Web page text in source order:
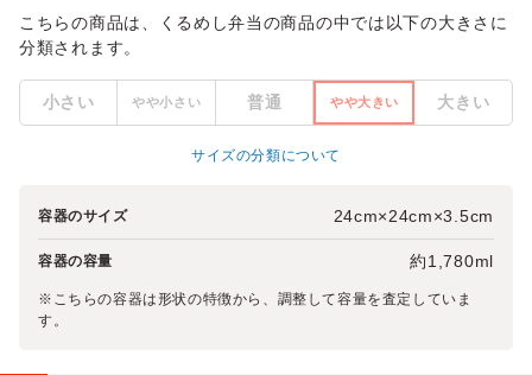
こちらの商品は、くるめし弁当の商品の中では以下の大きさに
分類されます。
小さい やや小さい 普通 やや大きい 大きい
サイズの分類について
容器のサイズ 24cm×24cm×3.5cm
容器の容量 約1,780ml
※こちらの容器は形状の特徴から、調整して容量を査定していま
す。